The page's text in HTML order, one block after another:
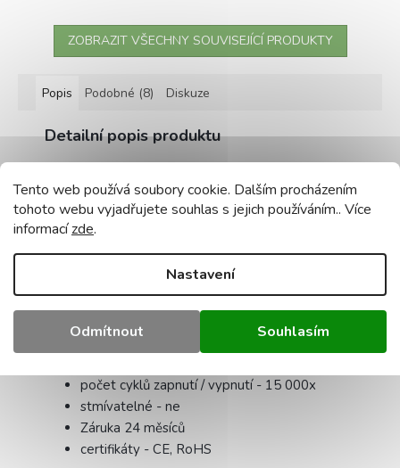
Tento web používá soubory cookie. Dalším procházením
tohoto webu vyjadřujete souhlas s jejich používáním.. Více
informacízde.
Nastavení
Odmítnout Souhlasím
ZOBRAZIT VŠECHNY SOUVISEJÍCÍ PRODUKTY
Popis Podobné (8) Diskuze
Detailní popis produktu
adaptéru
barva rámu - bílá
velikost - průměr 17 cm x 3,5 cm (včetně
napájecího zdroje)
typ instalace - povrchová montáž
barva světla - neutrální 4500K
světelný tok - 860 lm
materiál - hliníkové pouzdro, PVC kryt
počet cyklů zapnutí / vypnutí - 15 000x
stmívatelné - ne
Záruka 24 měsíců
certifikáty - CE, RoHS